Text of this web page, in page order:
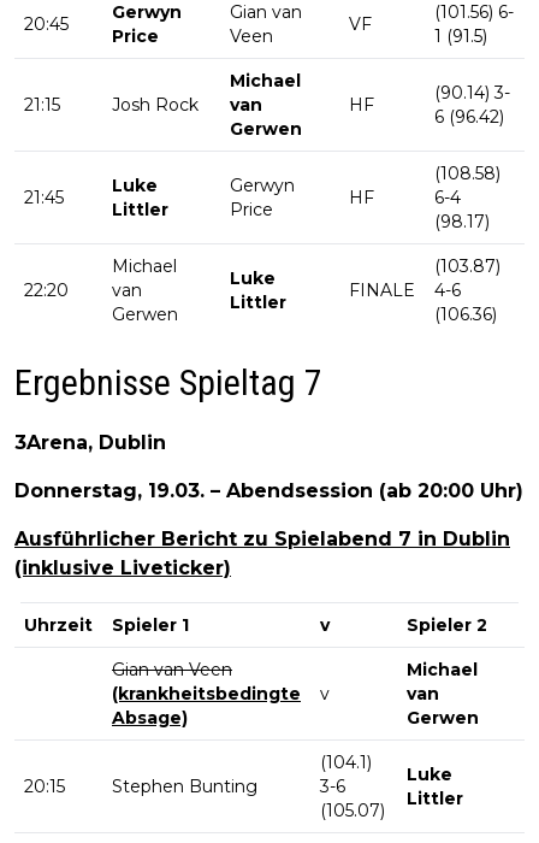
20:45
Gerwyn
Price
Gian van
Veen
VF
(101.56) 6-
1 (91.5)
21:15 Josh Rock
Michael
van
Gerwen
HF
(90.14) 3-
6 (96.42)
21:45
Luke
Littler
Gerwyn
Price
HF
(108.58)
6-4
(98.17)
22:20
Michael
van
Gerwen
Luke
Littler
FINALE
(103.87)
4-6
(106.36)
Ergebnisse Spieltag 7
3Arena, Dublin
Donnerstag, 19.03. – Abendsession (ab 20:00 Uhr)
Ausführlicher Bericht zu Spielabend 7 in Dublin
(inklusive Liveticker)
Uhrzeit Spieler 1 v Spieler 2
Gian van Veen
(krankheitsbedingte
Absage)
v
Michael
van
Gerwen
20:15 Stephen Bunting
(104.1)
3-6
(105.07)
Luke
Littler